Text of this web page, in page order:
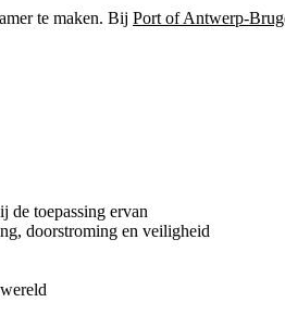
te maken. Bij Port of Antwerp-
de toepassing ervan
doorstroming en veiligheid